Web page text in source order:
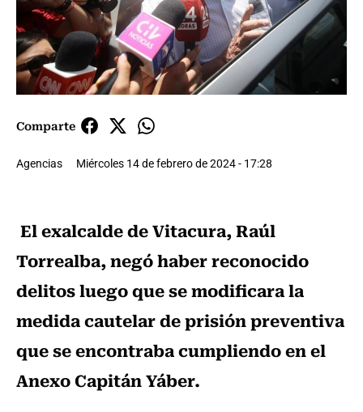
Comparte
Agencias Miércoles 14 de febrero de 2024 - 17:28
El exalcalde de Vitacura, Raúl
Torrealba, negó haber reconocido
delitos luego que se modificara la
medida cautelar de prisión preventiva
que se encontraba cumpliendo en el
Anexo Capitán Yáber.